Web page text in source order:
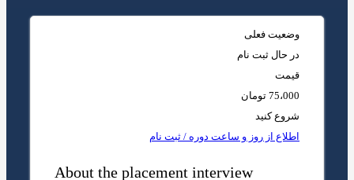
وضعیت فعلی
در حال ثبت نام
قیمت
75،000 تومان
شروع کنید
اطلاع از روز و ساعت دوره / ثبت نام
About the placement interview